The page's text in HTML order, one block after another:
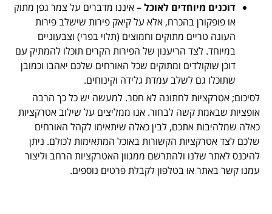
דוכנים מיוחדים לאוכל –איננו מדברים על צמר גפן מתוק
או פופקורן בהכרח, אלא על קיאק פירות שישלב פירות
העונה טריים מתוקים וחמוצים (תלוי בפרי) וצבעוניים
במיוחד. לצד הריענון של הפירות הקרים תוכלו להמתיק עם
דוכן שוקולדים ומתוקים שכל האורחים שלכם יאהבו וכמובן
שתוכלו גם לשלב עמדת גלידה וקינוחים.
לסיכום; אטרקציות לחתונה לא חסר. למעשה יש כל כך הרבה
אופציות שבאמת קשה לבחור. אנו ממליצים על שילוב אטרקציות
כאלה שמלהיבות אתכם, לבין כאלה שיתאימו לקהל האורחים
שלכם לצד אטרקציות הקשורות באוכל המתאימות לכולם. ניתן
להיכנס לאתר שלנו ולהתרשם ממגוון האטרקציות הרחב וליצור
עמנו קשר באתר או בטלפון לקבלת פרטים נוספים.